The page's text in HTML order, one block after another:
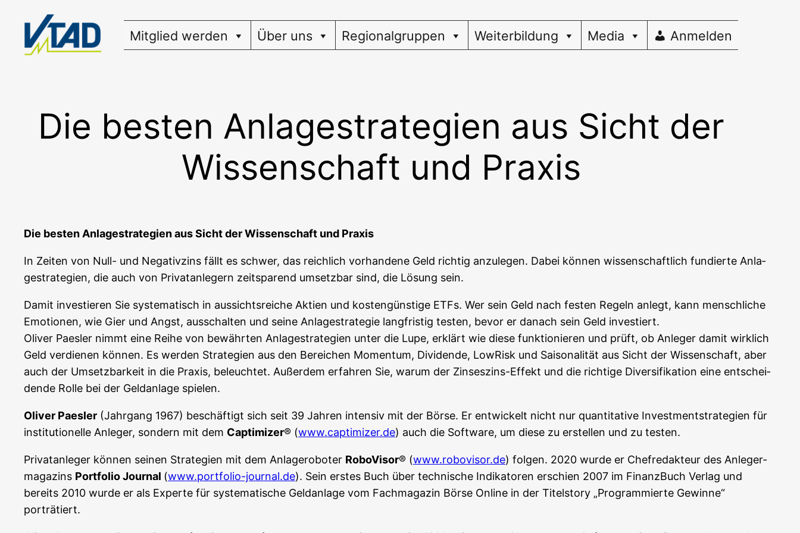
springen
Mitglied werden Über uns Regionalgruppen Weiterbildung Media Anmelden
Die besten Anlagestrategien aus Sicht der
Wissenschaft und Praxis
Die bes­ten Anla­ge­stra­te­gien aus Sicht der Wis­sen­schaft und Praxis
In Zei­ten von Null- und Nega­tiv­zins fällt es schwer, das reich­lich vor­han­de­ne Geld rich­tig anzu­le­gen. Dabei kön­nen wis­sen­schaft­lich fun­dier­te Anla­
ge­stra­te­gien, die auch von Pri­vat­an­le­gern zeit­spa­rend umsetz­bar sind, die Lösung sein.
Damit inves­tie­ren Sie sys­te­ma­tisch in aus­sichts­rei­che Akti­en und kos­ten­güns­ti­ge ETFs. Wer sein Geld nach fes­ten Regeln anlegt, kann mensch­li­che
Emo­tio­nen, wie Gier und Angst, aus­schal­ten und sei­ne Anla­ge­stra­te­gie lang­fris­tig tes­ten, bevor er danach sein Geld inves­tiert.
Oli­ver Paes­ler nimmt eine Rei­he von bewähr­ten Anla­ge­stra­te­gien unter die Lupe, erklärt wie die­se funk­tio­nie­ren und prüft, ob Anle­ger damit wirk­lich
Geld ver­die­nen kön­nen. Es wer­den Stra­te­gien aus den Berei­chen Momen­tum, Divi­den­de, Low­Risk und Sai­so­na­li­tät aus Sicht der Wis­sen­schaft, aber
auch der Umsetz­bar­keit in die Pra­xis, beleuch­tet. Außer­dem erfah­ren Sie, war­um der Zin­ses­zins-Effekt und die rich­ti­ge Diver­si­fi­ka­ti­on eine ent­schei­
den­de Rol­le bei der Geld­an­la­ge spielen.
Oli­ver Paes­ler (Jahr­gang 1967) beschäf­tigt sich seit 39 Jah­ren inten­siv mit der Bör­se. Er ent­wi­ckelt nicht nur quan­ti­ta­ti­ve Invest­ment­stra­te­gien für
insti­tu­tio­nel­le Anle­ger, son­dern mit dem Cap­ti­mi­zer® (www.captimizer.de) auch die Soft­ware, um die­se zu erstel­len und zu testen.
Pri­vat­an­le­ger kön­nen sei­nen Stra­te­gien mit dem Anla­ge­ro­bo­ter Robo­Vi­sor® (www.robovisor.de) fol­gen. 2020 wur­de er Chef­re­dak­teur des Anle­ger­
ma­ga­zins Port­fo­lio Jour­nal (www.portfolio-journal.de). Sein ers­tes Buch über tech­ni­sche Indi­ka­to­ren erschien 2007 im Finanz­Buch Ver­lag und
bereits 2010 wur­de er als Exper­te für sys­te­ma­ti­sche Geld­an­la­ge vom Fach­ma­ga­zin Bör­se Online in der Titel­sto­ry „Pro­gram­mier­te Gewin­ne“
porträtiert.